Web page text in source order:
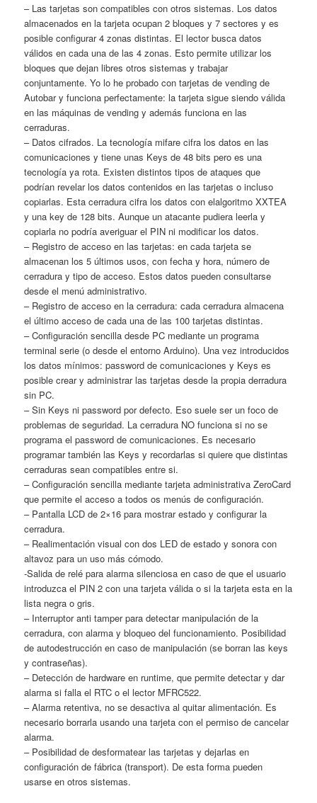
– Las tarjetas son compatibles con otros sistemas. Los datos
almacenados en la tarjeta ocupan 2 bloques y 7 sectores y es
posible configurar 4 zonas distintas. El lector busca datos
válidos en cada una de las 4 zonas. Esto permite utilizar los
bloques que dejan libres otros sistemas y trabajar
conjuntamente. Yo lo he probado con tarjetas de vending de
Autobar y funciona perfectamente: la tarjeta sigue siendo válida
en las máquinas de vending y además funciona en las
cerraduras.
– Datos cifrados. La tecnología mifare cifra los datos en las
comunicaciones y tiene unas Keys de 48 bits pero es una
tecnología ya rota. Existen distintos tipos de ataques que
podrían revelar los datos contenidos en las tarjetas o incluso
copiarlas. Esta cerradura cifra los datos con elalgoritmo XXTEA
y una key de 128 bits. Aunque un atacante pudiera leerla y
copiarla no podría averiguar el PIN ni modificar los datos.
– Registro de acceso en las tarjetas: en cada tarjeta se
almacenan los 5 últimos usos, con fecha y hora, número de
cerradura y tipo de acceso. Estos datos pueden consultarse
desde el menú administrativo.
– Registro de acceso en la cerradura: cada cerradura almacena
el último acceso de cada una de las 100 tarjetas distintas.
– Configuración sencilla desde PC mediante un programa
terminal serie (o desde el entorno Arduino). Una vez introducidos
los datos mínimos: password de comunicaciones y Keys es
posible crear y administrar las tarjetas desde la propia derradura
sin PC.
– Sin Keys ni password por defecto. Eso suele ser un foco de
problemas de seguridad. La cerradura NO funciona si no se
programa el password de comunicaciones. Es necesario
programar también las Keys y recordarlas si quiere que distintas
cerraduras sean compatibles entre si.
– Configuración sencilla mediante tarjeta administrativa ZeroCard
que permite el acceso a todos os menús de configuración.
– Pantalla LCD de 2×16 para mostrar estado y configurar la
cerradura.
– Realimentación visual con dos LED de estado y sonora con
altavoz para un uso más cómodo.
-Salida de relé para alarma silenciosa en caso de que el usuario
introduzca el PIN 2 con una tarjeta válida o si la tarjeta esta en la
lista negra o gris.
– Interruptor anti tamper para detectar manipulación de la
cerradura, con alarma y bloqueo del funcionamiento. Posibilidad
de autodestrucción en caso de manipulación (se borran las keys
y contraseñas).
– Detección de hardware en runtime, que permite detectar y dar
alarma si falla el RTC o el lector MFRC522.
– Alarma retentiva, no se desactiva al quitar alimentación. Es
necesario borrarla usando una tarjeta con el permiso de cancelar
alarma.
– Posibilidad de desformatear las tarjetas y dejarlas en
configuración de fábrica (transport). De esta forma pueden
usarse en otros sistemas.